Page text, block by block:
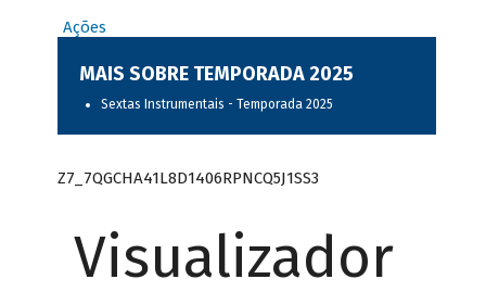
Ações
MAIS SOBRE TEMPORADA 2025
Sextas Instrumentais - Temporada 2025
Z7_7QGCHA41L8D1406RPNCQ5J1SS3
Visualizador